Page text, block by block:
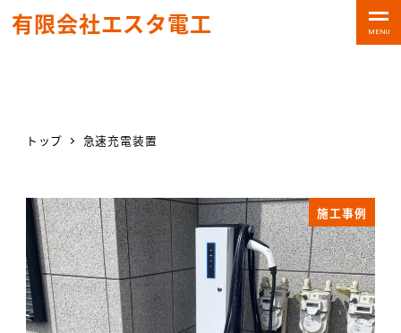
有限会社エスタ電工 MENU
トップ 急速充電装置
施工事例